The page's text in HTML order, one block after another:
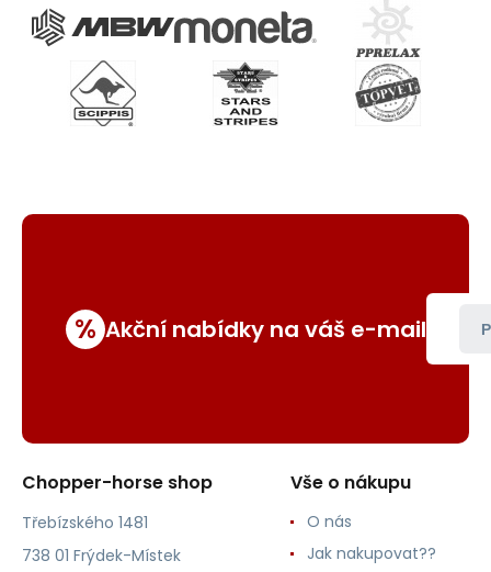
% Akční nabídky na váš e-mail
Chopper-horse shop
Třebízského 1481
738 01 Frýdek-Místek
Vše o nákupu
O nás
Jak nakupovat??